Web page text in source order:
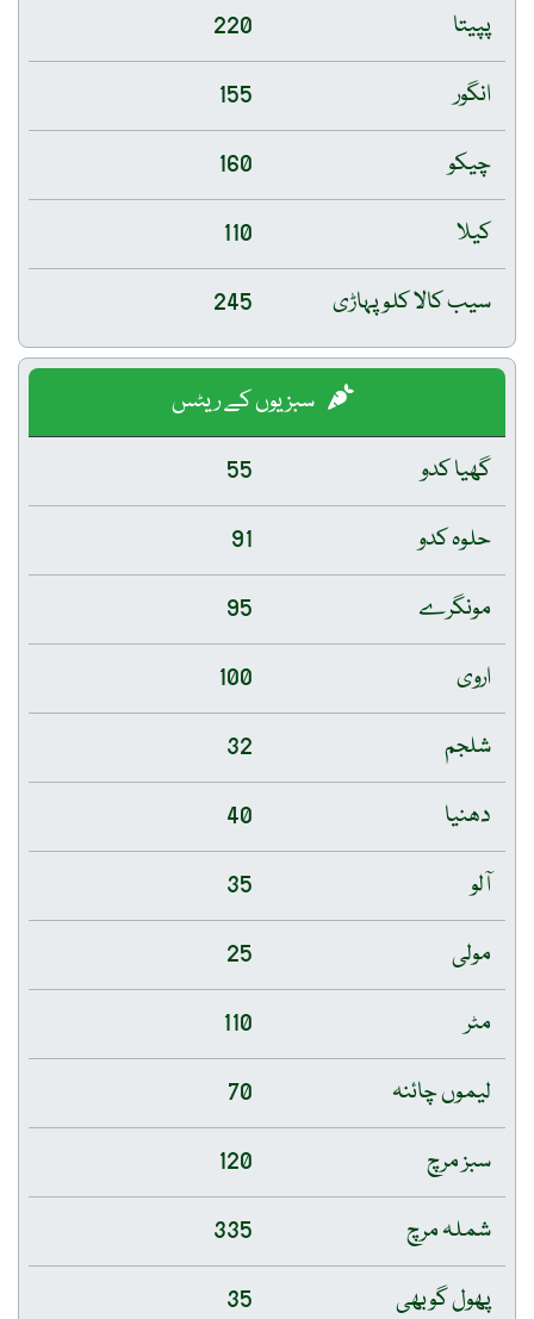
پپیتا
220
انگور
155
چیکو
160
کیلا
110
سیب کالا کلو پہاڑی
245
سبزیوں کے ریٹس
گھیا کدو
55
حلوہ کدو
91
مونگرے
95
اروی
100
شلجم
32
دھنیا
40
آلو
35
مولی
25
مٹر
110
لیموں چائنہ
70
سبز مرچ
120
شملہ مرچ
335
پھول گوبھی
35